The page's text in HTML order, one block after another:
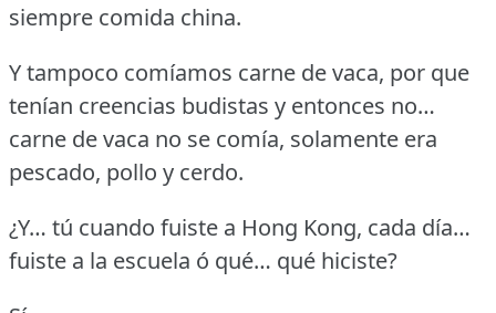
siempre comida china.
Y tampoco comíamos carne de vaca, por que
tenían creencias budistas y entonces no…
carne de vaca no se comía, solamente era
pescado, pollo y cerdo.
¿Y… tú cuando fuiste a Hong Kong, cada día…
fuiste a la escuela ó qué… qué hiciste?